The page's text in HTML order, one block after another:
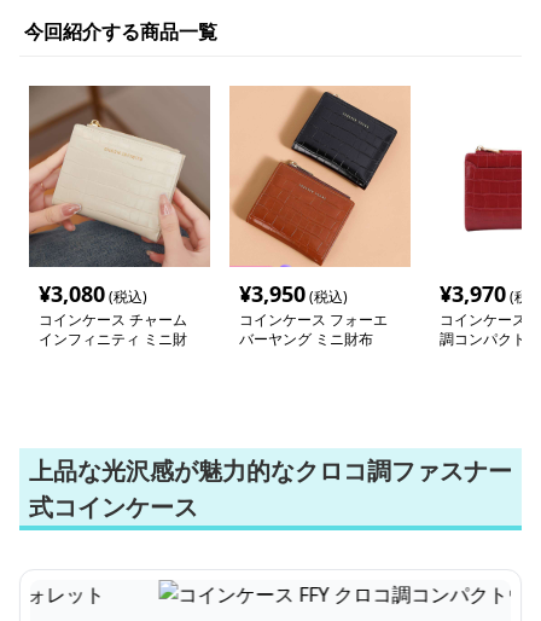
今回紹介する商品一覧
¥3,080(税込)
コインケース チャーム
インフィニティ ミニ財
¥3,950(税込)
コインケース フォーエ
バーヤング ミニ財布
¥3,970(税
コインケース
調コンパクト
上品な光沢感が魅力的なクロコ調ファスナー
式コインケース